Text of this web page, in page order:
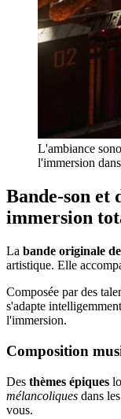
L'ambiance
l'immersion
Bande-son et
immersion
La bande originale
artistique. Elle
Composée par des
s'adapte
l'immersion.
Composition
Des thèmes épiques
mélancoliques dans
vous.